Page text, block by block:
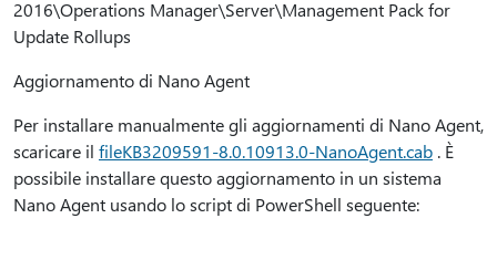
2016\Operations Manager\Server\Management Pack for
Update Rollups
Aggiornamento di Nano Agent
Per installare manualmente gli aggiornamenti di Nano Agent,
scaricare il fileKB3209591-8.0.10913.0-NanoAgent.cab . È
possibile installare questo aggiornamento in un sistema
Nano Agent usando lo script di PowerShell seguente: